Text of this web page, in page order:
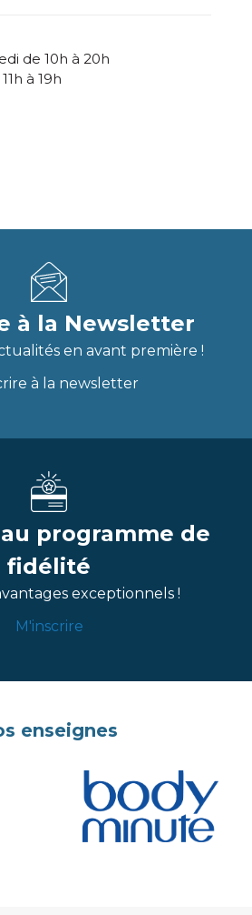
de 10h à 20h
à 19h
à la Newsletter
en avant première !
à la newsletter
au programme de
fidélité
exceptionnels !
M'inscrire
enseignes